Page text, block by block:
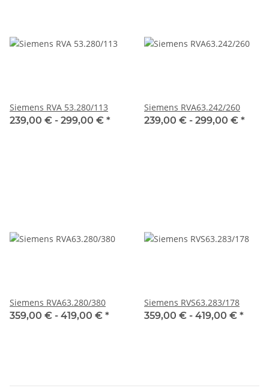
Siemens RVA 53.280/113
239,00 € - 299,00 € *
Siemens RVA63.242/260
239,00 € - 299,00 € *
Siemens RVA63.280/380
359,00 € - 419,00 € *
Siemens RVS63.283/178
359,00 € - 419,00 € *